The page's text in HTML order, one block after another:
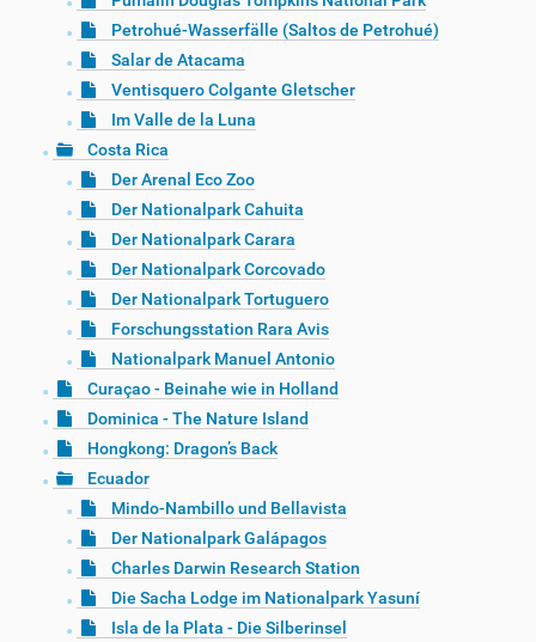
Petrohué-Wasserfälle (Saltos de Petrohué)
Salar de Atacama
Ventisquero Colgante Gletscher
Im Valle de la Luna
Costa Rica
Der Arenal Eco Zoo
Der Nationalpark Cahuita
Der Nationalpark Carara
Der Nationalpark Corcovado
Der Nationalpark Tortuguero
Forschungsstation Rara Avis
Nationalpark Manuel Antonio
Curaçao - Beinahe wie in Holland
Dominica - The Nature Island
Hongkong: Dragon’s Back
Ecuador
Mindo-Nambillo und Bellavista
Der Nationalpark Galápagos
Charles Darwin Research Station
Die Sacha Lodge im Nationalpark Yasuní
Isla de la Plata - Die Silberinsel